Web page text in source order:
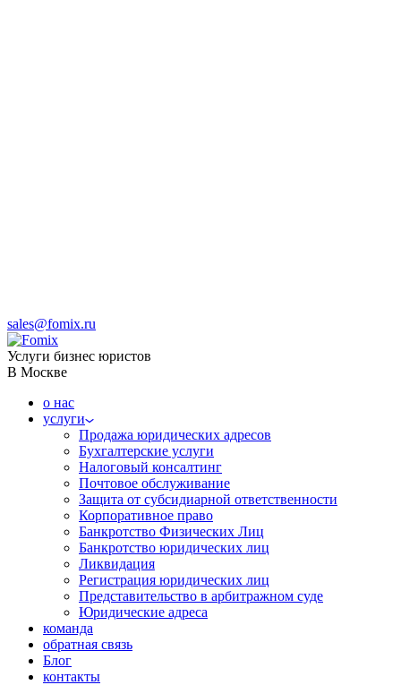
sales@fomix.ru
Услуги бизнес юристов
В Москве
о нас
услуги
Продажа юридических адресов
Бухгалтерские услуги
Налоговый консалтинг
Почтовое обслуживание
Защита от субсидиарной ответственности
Корпоративное право
Банкротство Физических Лиц
Банкротство юридических лиц
Ликвидация
Регистрация юридических лиц
Представительство в арбитражном суде
Юридические адреса
команда
обратная связь
Блог
контакты